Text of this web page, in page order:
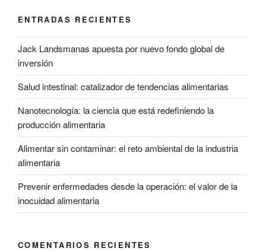
ENTRADAS RECIENTES
Jack Landsmanas apuesta por nuevo fondo global de
inversión
Salud intestinal: catalizador de tendencias alimentarias
Nanotecnología: la ciencia que está redefiniendo la
producción alimentaria
Alimentar sin contaminar: el reto ambiental de la industria
alimentaria
Prevenir enfermedades desde la operación: el valor de la
inocuidad alimentaria
COMENTARIOS RECIENTES